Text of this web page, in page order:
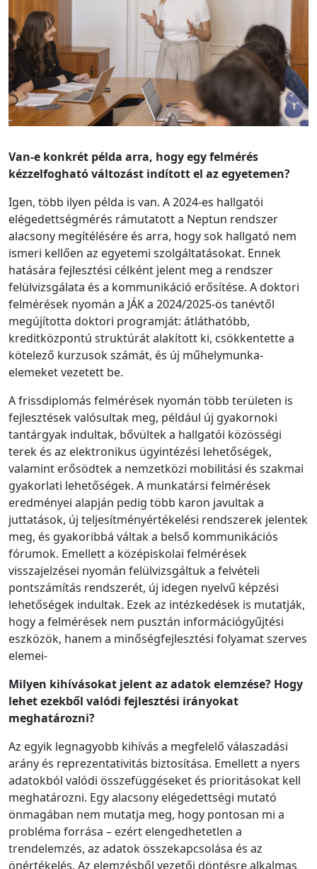
Van-e konkrét példa arra, hogy egy felmérés
kézzelfogható változást indított el az egyetemen?
Igen, több ilyen példa is van. A 2024-es hallgatói
elégedettségmérés rámutatott a Neptun rendszer
alacsony megítélésére és arra, hogy sok hallgató nem
ismeri kellően az egyetemi szolgáltatásokat. Ennek
hatására fejlesztési célként jelent meg a rendszer
felülvizsgálata és a kommunikáció erősítése. A doktori
felmérések nyomán a JÁK a 2024/2025-ös tanévtől
megújította doktori programját: átláthatóbb,
kreditközpontú struktúrát alakított ki, csökkentette a
kötelező kurzusok számát, és új műhelymunka-
elemeket vezetett be.
A frissdiplomás felmérések nyomán több területen is
fejlesztések valósultak meg, például új gyakornoki
tantárgyak indultak, bővültek a hallgatói közösségi
terek és az elektronikus ügyintézési lehetőségek,
valamint erősödtek a nemzetközi mobilitási és szakmai
gyakorlati lehetőségek. A munkatársi felmérések
eredményei alapján pedig több karon javultak a
juttatások, új teljesítményértékelési rendszerek jelentek
meg, és gyakoribbá váltak a belső kommunikációs
fórumok. Emellett a középiskolai felmérések
visszajelzései nyomán felülvizsgáltuk a felvételi
pontszámítás rendszerét, új idegen nyelvű képzési
lehetőségek indultak. Ezek az intézkedések is mutatják,
hogy a felmérések nem pusztán információgyűjtési
eszközök, hanem a minőségfejlesztési folyamat szerves
elemei-
Milyen kihívásokat jelent az adatok elemzése? Hogy
lehet ezekből valódi fejlesztési irányokat
meghatározni?
Az egyik legnagyobb kihívás a megfelelő válaszadási
arány és reprezentativitás biztosítása. Emellett a nyers
adatokból valódi összefüggéseket és prioritásokat kell
meghatározni. Egy alacsony elégedettségi mutató
önmagában nem mutatja meg, hogy pontosan mi a
probléma forrása – ezért elengedhetetlen a
trendelemzés, az adatok összekapcsolása és az
önértékelés. Az elemzésből vezetői döntésre alkalmas